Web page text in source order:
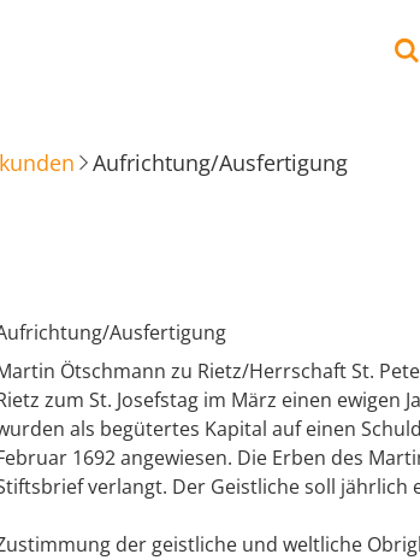
Aufrichtung/Ausfertigung
Ausfertigung
Ötschmann zu Rietz/Herrschaft St.
zum St. Josefstag im März einen ewigen
als begütertes Kapital auf einen
1692 angewiesen. Die Erben des
verlangt. Der Geistliche soll jährlich
der geistliche und weltliche